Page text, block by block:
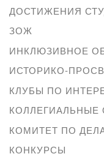
ДОСТИЖЕНИЯ
ЗОЖ
ИНКЛЮЗИВНОЕ
ИСТОРИКО-
КЛУБЫ ПО
КОЛЛЕГИАЛЬНЫЕ
КОМИТЕТ ПО
КОНКУРСЫ